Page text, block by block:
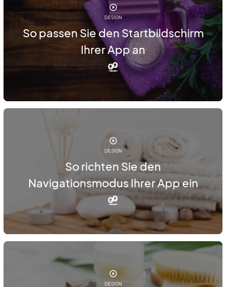
DESIGN
So passen Sie den Startbildschirm
Ihrer App an
DESIGN
So richten Sie den
Navigationsmodus Ihrer App ein
DESIGN